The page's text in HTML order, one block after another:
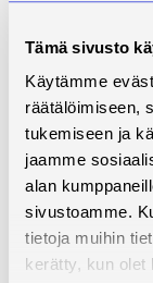
Tämä sivusto
Käytämme
räätälöimiseen,
tukemiseen ja
jaamme
alan
sivustoamme.
tietoja muihin
kerätty, kun olet
Toimenpiteet